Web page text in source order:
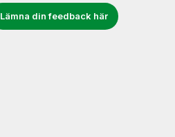
Lämna din feedback här